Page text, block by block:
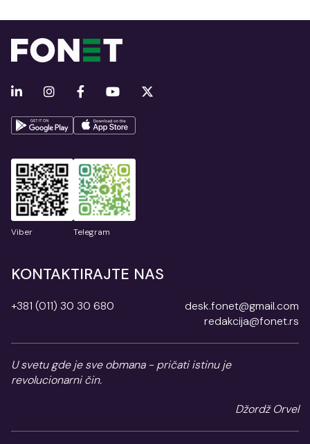
Viber Telegram
KONTAKTIRAJTE NAS
+381 (011) 30 30 680
desk.fonet@gmail.com
redakcija@fonet.rs
U svetu gde je sve obmana - pričati istinu je
revolucionarni čin.
Džordž Orvel